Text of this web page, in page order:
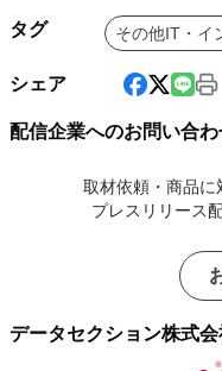
タグ その他IT・イ
シェア
配信企業へのお問い合わ
取材依頼・商品に
プレスリリース
データセクション株式会